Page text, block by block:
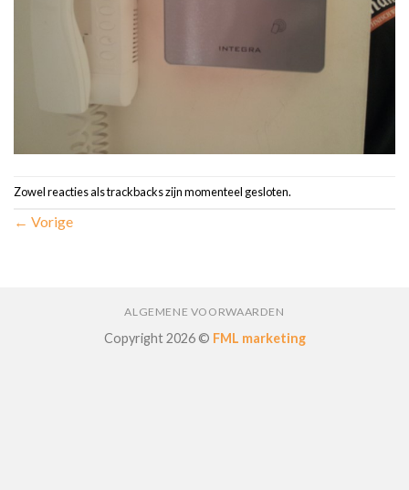
Zowel reacties als trackbacks zijn momenteel gesloten.
← Vorige
ALGEMENE VOORWAARDEN
Copyright 2026 © FML marketing